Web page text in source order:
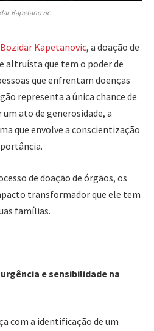
Kapetanovic
Bozidar Kapetanovic, a doação de
altruísta que tem o poder de
que enfrentam doenças
representa a única chance de
ato de generosidade, a
que envolve a conscientização
de doação de órgãos, os
transformador que ele tem
famílias.
e sensibilidade na
com a identificação de um